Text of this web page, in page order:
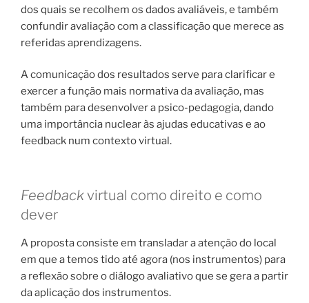
dos quais se recolhem os dados avaliáveis, e também
confundir avaliação com a classificação que merece as
referidas aprendizagens.
A comunicação dos resultados serve para clarificar e
exercer a função mais normativa da avaliação, mas
também para desenvolver a psico-pedagogia, dando
uma importância nuclear às ajudas educativas e ao
feedback num contexto virtual.
Feedbackvirtual como direito e como
dever
A proposta consiste em transladar a atenção do local
em que a temos tido até agora (nos instrumentos) para
a reflexão sobre o diálogo avaliativo que se gera a partir
da aplicação dos instrumentos.